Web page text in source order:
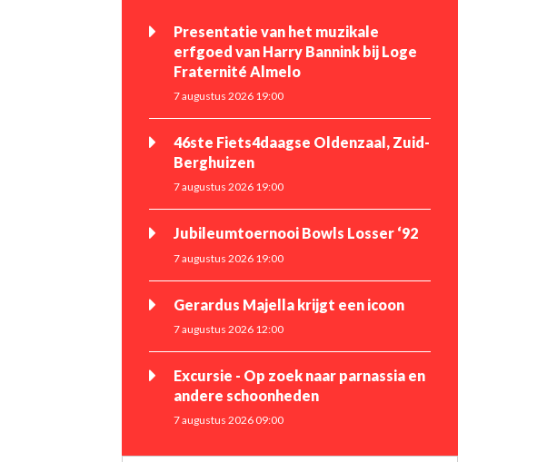
Presentatie van het muzikale
erfgoed van Harry Bannink bij Loge
Fraternité Almelo
7 augustus 2026 19:00
46ste Fiets4daagse Oldenzaal, Zuid-
Berghuizen
7 augustus 2026 19:00
Jubileumtoernooi Bowls Losser ‘92
7 augustus 2026 19:00
Gerardus Majella krijgt een icoon
7 augustus 2026 12:00
Excursie - Op zoek naar parnassia en
andere schoonheden
7 augustus 2026 09:00